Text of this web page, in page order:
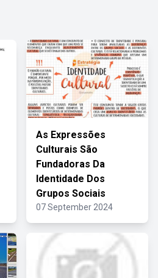
As Expressões
Culturais São
Fundadoras Da
Identidade Dos
Grupos Sociais
07 September 2024